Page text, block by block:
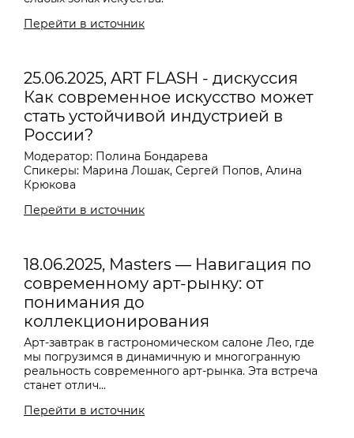
Перейти в источник
25.06.2025, ART FLASH - дискуссия
Как современное искусство может
стать устойчивой индустрией в
России?
Модератор: Полина Бондарева
Спикеры: Марина Лошак, Сергей Попов, Алина
Крюкова
Перейти в источник
18.06.2025, Masters — Навигация по
современному арт-рынку: от
понимания до
коллекционирования
Арт-завтрак в гастрономическом салоне Лео, где
мы погрузимся в динамичную и многогранную
реальность современного арт-рынка. Эта встреча
станет отлич...
Перейти в источник